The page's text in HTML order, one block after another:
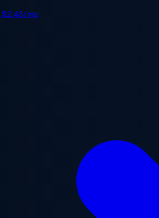
$2.48/mo